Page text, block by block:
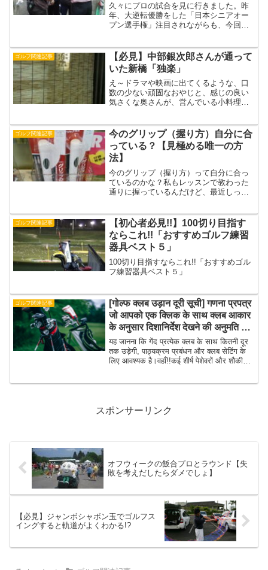
久々にプロの試合を見に行きました。昨
年、大逆転優勝をした「日本シニアオー
プン選手権」注目されながらも、今回は
在でしたわ～プレーもさることながら、
おれが関心したのは疲れ...
ゴルフ関連記事
【必見】中部銀次郎さんが通って
いた新橋「独楽」
え～ドラマや映画に出てくるような、口
数の少ない頑固なおやじと、感じの良い
気さくな奥さんが、営んでいる小料理屋
な美味いツマミを出してくれて、常連の
お客さんだけが入れる雰囲...
ゴルフ関連記事
今のグリップ（握り方）自分に合
っている？【見極める唯一の方
法】
今のグリップ（握り方）って自分に合っ
ているのかな？私もレッスンで教わった
通りに握っているんだけど、最近しっく
を見極める方法とは!?
ゴルフ関連記事
【初心者必見!!】100切り目指す
ならこれ!!「おすすめゴルフ練習
器具ベスト５」
100切り目指すならこれ!!「おすすめゴル
フ練習器具ベスト５」
ゴルフ関連記事
[गोल्फ क्लब उड़ान दूरी सूची] गणना प्रपत्र
जो आपको एक क्लिक के साथ क्लब आकार
के अनुसार दिशानिर्देश देखने की अनुमति देता
है
यह जानना कि गेंद प्रत्येक क्लब के साथ कितनी दूर
तक उड़ेगी, पाठ्यक्रम प्रबंधन और क्लब सेटिंग के
लिए आवश्यक है।वहाँ!!कई शीर्ष पेशेवरों और शौकीनों
आसानी से देखने की अनुमति देता है।
スポンサーリンク
オフウィークの飯合プロとラウンド【失
敗を考えだしたらダメでしょ】
【必見】ジャンボシャボン玉でゴルフス
イングすると軌道がよくわかる!?